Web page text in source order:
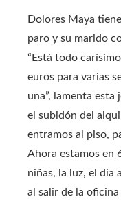
Dolores Maya
paro y su marido
“Está todo
euros para varias
una”, lamenta esta
el subidón del
entramos al piso,
Ahora estamos en
niñas, la luz, el día
al salir de la